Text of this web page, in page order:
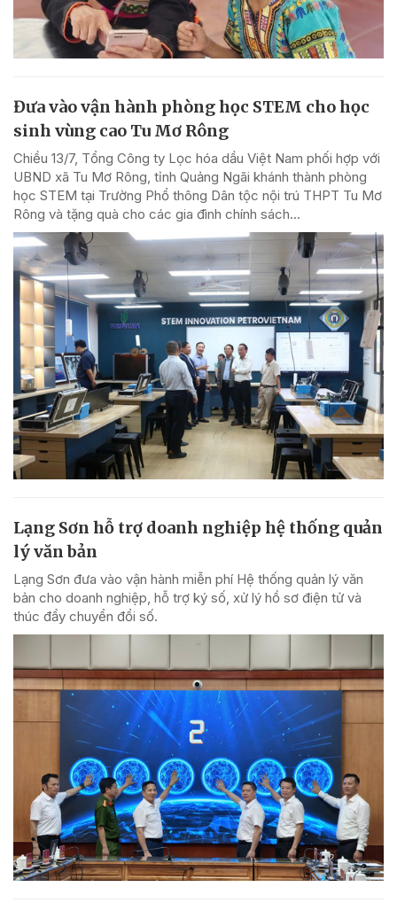
Đưa vào vận hành phòng học STEM cho học
sinh vùng cao Tu Mơ Rông
Chiều 13/7, Tổng Công ty Lọc hóa dầu Việt Nam phối hợp với
UBND xã Tu Mơ Rông, tỉnh Quảng Ngãi khánh thành phòng
học STEM tại Trường Phổ thông Dân tộc nội trú THPT Tu Mơ
Rông và tặng quà cho các gia đình chính sách...
Lạng Sơn hỗ trợ doanh nghiệp hệ thống quản
lý văn bản
Lạng Sơn đưa vào vận hành miễn phí Hệ thống quản lý văn
bản cho doanh nghiệp, hỗ trợ ký số, xử lý hồ sơ điện tử và
thúc đẩy chuyển đổi số.